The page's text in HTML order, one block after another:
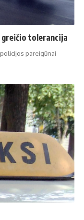
greičio tolerancija
pareigūnai